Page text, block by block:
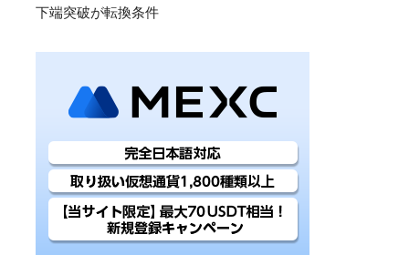
下端突破が転換条件